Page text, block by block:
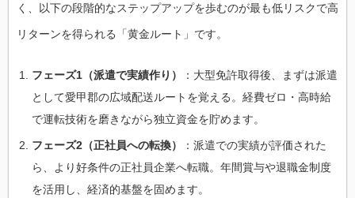
く、以下の段階的なステップアップを歩むのが最も低リスクで高
リターンを得られる「黄金ルート」です。
フェーズ1（派遣で実績作り）
：大型免許取得後、まずは派遣
として愛甲郡の広域配送ルートを覚える。経費ゼロ・高時給
で運転技術を磨きながら独立資金を貯めます。
フェーズ2（正社員への転換）
：派遣での実績が評価された
ら、より好条件の正社員企業へ転職。年間賞与や退職金制度
を活用し、経済的基盤を固めます。